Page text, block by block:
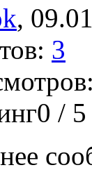
,
3
/ 5